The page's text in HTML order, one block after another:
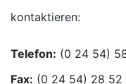
kontaktieren:
Telefon:
Fax: